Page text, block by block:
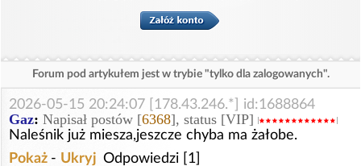
Forum pod artykułem jest w trybie "tylko dla zalogowanych".
2026-05-15 20:24:07 [178.43.246.*] id:1688864
Gaz: Napisał postów [6368], status [VIP]
Naleśnik już miesza,jeszcze chyba ma żałobe.
Pokaż - Ukryj Odpowiedzi [1]